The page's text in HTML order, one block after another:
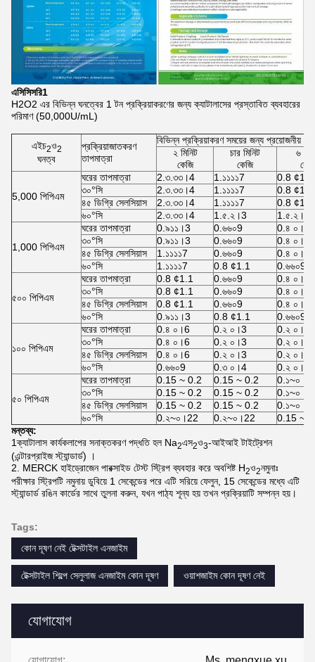
যোগাযোগ
এসিসিসরি1
H2O2 এর বিভিন্ন ঘনত্বের 1 টন প্রক্রিয়াকরণের জন্য ক্যাটালাসের প্রস্তাবিত ব্যবহারের
পরিমাণ (50,000U/mL)
এইচ2ও2
ঘনত্ব
প্রক্রিয়াজাতকরণ
তাপমাত্রা
বিভিন্ন প্রক্রিয়াকরণ সময়ের জন্য প্রয়োজনীয়
২ মিনিট
কেজি
চার মিনিট
কেজি
৬
5,000 পিপিএম
ঘরের তাপমাত্রা 2.৩.৩৩।4 1.১১১১7
0.8 ¢1.1
৩০°সি
2.৩.৩৩।4 1.১১১১7
0.8 ¢1.1
৪৫ ডিগ্রি সেলসিয়াস
2.৩.৩৩।4 1.১১১১7
0.8 ¢1.1
৬০°সি
2.৩.৩৩।4 1.৫.২।3 1.৫.২।3
1,000 পিপিএম
ঘরের তাপমাত্রা 0.৯১১।3 0.৬৬০9
0.৪ ০।6
৩০°সি
0.৯১১।3 0.৬৬০9
0.৪ ০।6
৪৫ ডিগ্রি সেলসিয়াস
1.১১১১7 0.৬৬০9
0.৪ ০।6
৬০°সি
1.১১১১7 0.8 ¢1.1 0.৬৬০9
৫০০ পিপিএম
ঘরের তাপমাত্রা 0.8 ¢1.1 0.৬৬০9
0.৪ ০।6
৩০°সি
0.8 ¢1.1 0.৬৬০9
0.৪ ০।6
৪৫ ডিগ্রি সেলসিয়াস
0.8 ¢1.1 0.৬৬০9
0.৪ ০।6
৬০°সি
0.৯১১।3 0.8 ¢1.1 0.৬৬০9
১০০ পিপিএম
ঘরের তাপমাত্রা 0.৪ ০।6 0.২ ০।3
0.২ ০।24
৩০°সি
0.৪ ০।6 0.২ ০।3
0.২ ০।24
৪৫ ডিগ্রি সেলসিয়াস
0.৪ ০।6 0.২ ০।3
0.২ ০।24
৬০°সি
0.৬৬০9 0.৩ ০।4 0.২ ০।3
৫০ পিপিএম
ঘরের তাপমাত্রা 0.15 ~ 0.2 0.15 ~ 0.2
৩০°সি
0.15 ~ 0.2 0.15 ~ 0.2
৪৫ ডিগ্রি সেলসিয়াস
0.15 ~ 0.2 0.15 ~ 0.2
৬০°সি
0.২~০।22 0.২~০।22
0.15 ~
মন্তব্য:
1ক্যাটালাস কার্যকলাপের সনাক্তকরণ পদ্ধতি হল Na2এস2ও3-আইআই টাইট্রেশন
(এন্টারপ্রাইজ স্ট্যান্ডার্ড) ।
2. MERCK হাইড্রোজেন পারক্সাইড টেস্ট স্ট্রিপ ব্যবহার করে অবশিষ্ট H2ও2নমুনাঃ
পরীক্ষার স্ট্রিপটি নমুনায় ডুবিয়ে 1 সেকেন্ডের পরে এটি সরিয়ে ফেলুন, 15 সেকেন্ডের মধ্যে এটি
স্ট্যান্ডার্ড রঙিন কার্ডের সাথে তুলনা করুন, যখন পাঠ্য শূন্য হয় তখন প্রক্রিয়াটি সম্পন্ন হয়।
Tags:
কোন দূষণ নেই টেক্সটাইল এনজাইম
টেক্সটাইল শিল্পে সেলুলাজ এনজাইম কোন দূষণ ওয়াশজাইম কোন দূষণ নেই